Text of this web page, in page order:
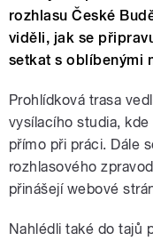
rozhlasu České
viděli, jak se
setkat s oblíbenými
Prohlídková trasa
vysílacího studia,
přímo při práci. Dále
rozhlasového
přinášejí webové
Nahlédli také do tajů